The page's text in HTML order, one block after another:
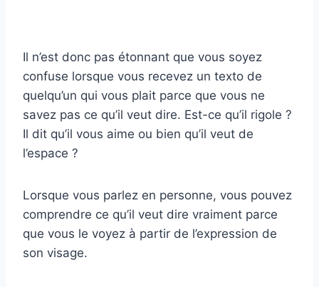
Il n’est donc pas étonnant que vous soyez
confuse lorsque vous recevez un texto de
quelqu’un qui vous plait parce que vous ne
savez pas ce qu’il veut dire. Est-ce qu’il rigole ?
Il dit qu’il vous aime ou bien qu’il veut de
l’espace ?
Lorsque vous parlez en personne, vous pouvez
comprendre ce qu’il veut dire vraiment parce
que vous le voyez à partir de l’expression de
son visage.